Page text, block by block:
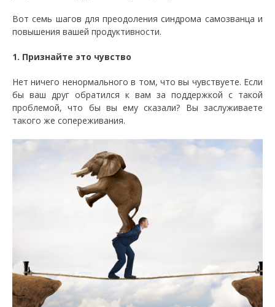
Вот семь шагов для преодоления синдрома самозванца и
повышения вашей продуктивности.
1. Признайте это чувство
Нет ничего ненормального в том, что вы чувствуете. Если
бы ваш друг обратился к вам за поддержкой с такой
проблемой, что бы вы ему сказали? Вы заслуживаете
такого же сопереживания.